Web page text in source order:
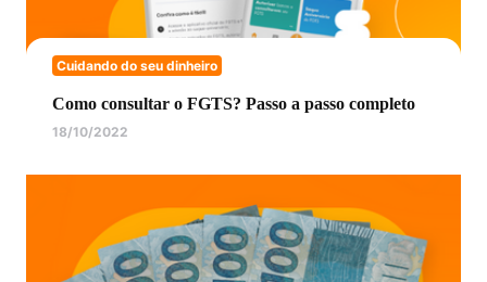
Cuidando do seu dinheiro
Como consultar o FGTS? Passo a passo completo
18/10/2022